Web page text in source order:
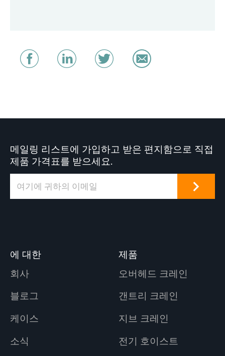
메일링 리스트에 가입하고 받은 편지함으로 직접
제품 가격표를 받으세요.
에 대한
회사
블로그
케이스
소식
제품
오버헤드 크레인
갠트리 크레인
지브 크레인
전기 호이스트